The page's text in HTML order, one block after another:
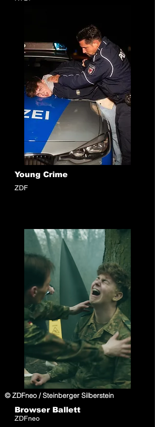
© ZDF / ITV Studios Germany
Young Crime
ZDF
© ZDFneo / Steinberger Silberstein
Browser Ballett
ZDFneo